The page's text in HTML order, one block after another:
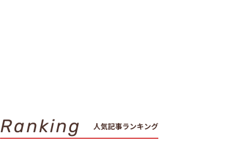
Ranking 人気記事ランキング